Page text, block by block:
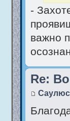
-
важно
Re:
Саулюс